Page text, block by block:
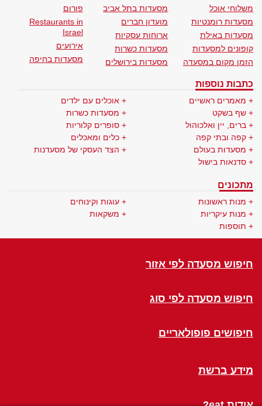
משלוחי אוכל
מסעדות רומנטיות
מסעדות באילת
קופונים למסעדות
הזמן מקום במסעדה
מסעדות בתל אביב
מועדון חברים
ארוחות עסקיות
מסעדות כשרות
מסעדות בירושלים
פורום
Restaurants in
Israel
אירועים
מסעדות בחיפה
כתבות נוספות
מאמרים ראשיים
שף בשקט
ברים, יין ואלכוהול
קפה ובתי קפה
מסעדות בעולם
סדנאות בישול
אוכלים עם ילדים
מסעדות כשרות
סופרים קלוריות
כלים ומאכלים
הצד העסקי של מסעדנות
מתכונים
מנות ראשונות
מנות עיקריות
תוספות
עוגות וקינוחים
משקאות
חיפוש מסעדה לפי אזור
חיפוש מסעדה לפי סוג
חיפושים פופולאריים
מידע ברשת